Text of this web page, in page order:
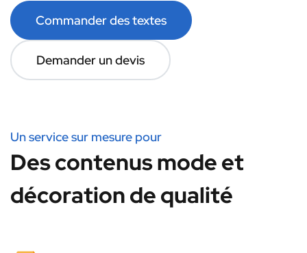
Commander des textes
Demander un devis
Un service sur mesure pour
Des contenus mode et
décoration de qualité